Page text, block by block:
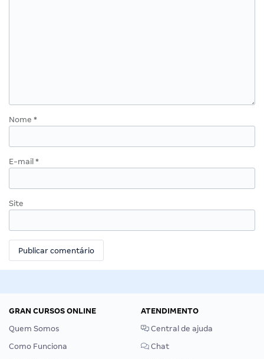
Nome *
E-mail *
Site
GRAN CURSOS ONLINE
Quem Somos
Como Funciona
ATENDIMENTO
Central de ajuda
Chat